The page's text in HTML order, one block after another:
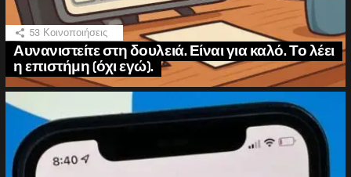
53 Κοινοποιήσεις
Αυνανιστείτε στη δουλειά. Είναι για καλό. Το λέει
η επιστήμη (όχι εγώ).